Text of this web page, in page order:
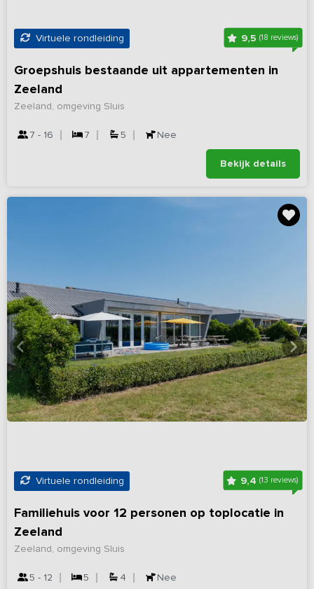
Virtuele rondleiding 9,5(18 reviews)
Groepshuis bestaande uit appartementen in
Zeeland
Zeeland, omgeving Sluis
7 - 16 7 5 Nee
Bekijk details
Virtuele rondleiding 9,4(13 reviews)
Familiehuis voor 12 personen op toplocatie in
Zeeland
Zeeland, omgeving Sluis
5 - 12 5 4 Nee